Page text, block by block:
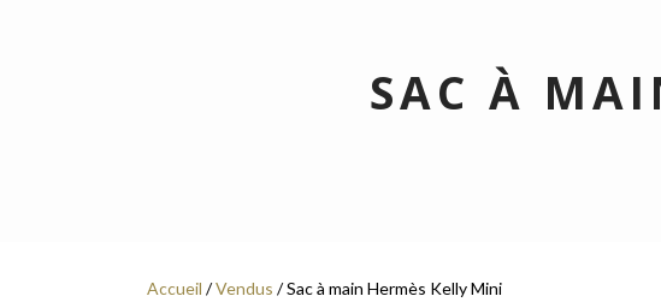
SAC À
Accueil /Vendus / Sac à main Hermès Kelly Mini